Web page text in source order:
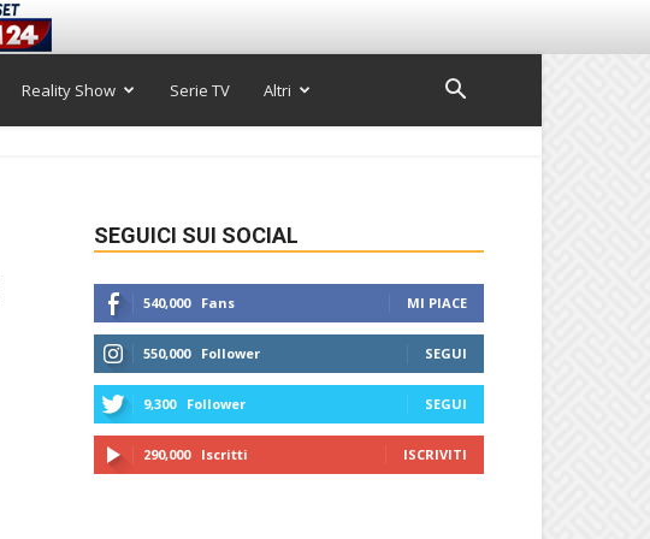
Reality Show Serie TV Altri
SEGUICI SUI SOCIAL
540,000 Fans MI PIACE
550,000 Follower SEGUI
9,300 Follower SEGUI
290,000 Iscritti ISCRIVITI